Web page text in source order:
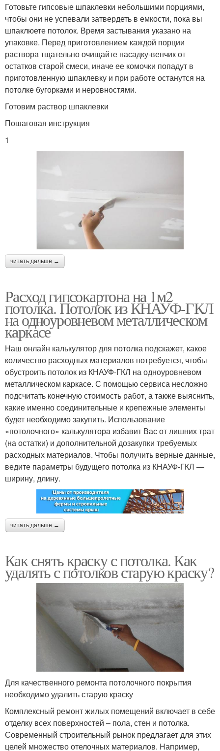
Готовьте гипсовые шпаклевки небольшими порциями,
чтобы они не успевали затвердеть в емкости, пока вы
шпаклюете потолок. Время застывания указано на
упаковке. Перед приготовлением каждой порции
раствора тщательно очищайте насадку-венчик от
остатков старой смеси, иначе ее комочки попадут в
приготовленную шпаклевку и при работе останутся на
потолке бугорками и неровностями.
Готовим раствор шпаклевки
Пошаговая инструкция
1
читать дальше →
Расход гипсокартона на 1м2
потолка. Потолок из КНАУФ-ГКЛ
на одноуровневом металлическом
каркасе
Наш онлайн калькулятор для потолка подскажет, какое
количество расходных материалов потребуется, чтобы
обустроить потолок из КНАУФ-ГКЛ на одноуровневом
металлическом каркасе. С помощью сервиса несложно
подсчитать конечную стоимость работ, а также выяснить,
какие именно соединительные и крепежные элементы
будет необходимо закупить. Использование
«потолочного» калькулятора избавит Вас от лишних трат
(на остатки) и дополнительной дозакупки требуемых
расходных материалов. Чтобы получить верные данные,
ведите параметры будущего потолка из КНАУФ-ГКЛ —
ширину, длину.
читать дальше →
Как снять краску с потолка. Как
удалять с потолков старую краску?
Для качественного ремонта потолочного покрытия
необходимо удалить старую краску
Комплексный ремонт жилых помещений включает в себе
отделку всех поверхностей – пола, стен и потолка.
Современный строительный рынок предлагает для этих
целей множество отелочных материалов. Например,